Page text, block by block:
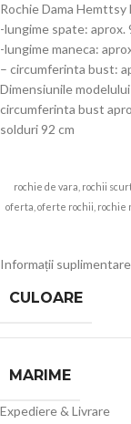
Rochie Dama Hemttsy
-lungime spate: aprox.
-lungime maneca:
– circumferinta bust:
Dimensiunile
circumferinta bust
solduri 92 cm
rochie de vara, rochii
oferta, oferte rochii, rochie
Informații suplimentare
CULOARE
MARIME
Expediere & Livrare